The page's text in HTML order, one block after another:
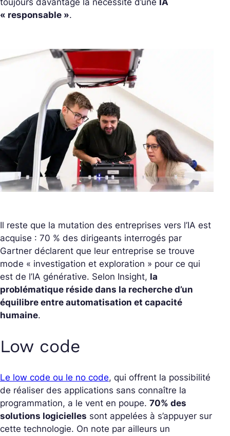
toujours davantage la nécessité d’une IA
« responsable ».
Il reste que la mutation des entreprises vers l’IA est
acquise : 70 % des dirigeants interrogés par
Gartner déclarent que leur entreprise se trouve
mode « investigation et exploration » pour ce qui
est de l’IA générative. Selon Insight, la
problématique réside dans la recherche d’un
équilibre entre automatisation et capacité
humaine.
Low code
Le low code ou le no code, qui offrent la possibilité
de réaliser des applications sans connaître la
programmation, a le vent en poupe. 70% des
solutions logicielles sont appelées à s’appuyer sur
cette technologie. On note par ailleurs un